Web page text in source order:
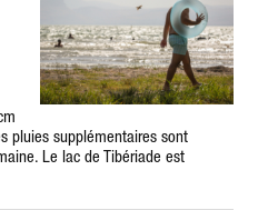
pluies supplémentaires sont
Le lac de Tibériade est